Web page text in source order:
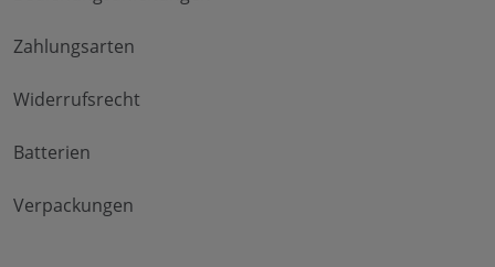
Zahlungsarten
Widerrufsrecht
Batterien
Verpackungen